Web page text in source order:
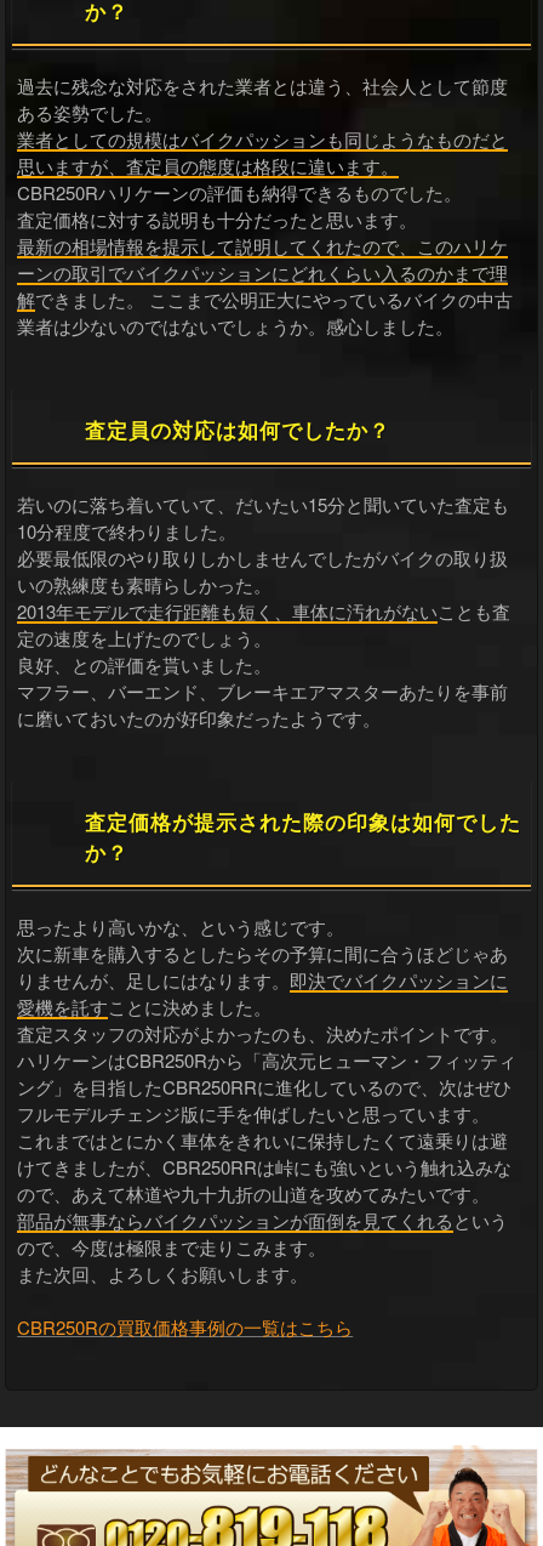
か？
過去に残念な対応をされた業者とは違う、社会人として節度
ある姿勢でした。
業者としての規模はバイクパッションも同じようなものだと
思いますが、査定員の態度は格段に違います。
CBR250Rハリケーンの評価も納得できるものでした。
査定価格に対する説明も十分だったと思います。
最新の相場情報を提示して説明してくれたので、このハリケ
ーンの取引でバイクパッションにどれくらい入るのかまで理
解できました。 ここまで公明正大にやっているバイクの中古
業者は少ないのではないでしょうか。感心しました。
査定員の対応は如何でしたか？
若いのに落ち着いていて、だいたい15分と聞いていた査定も
10分程度で終わりました。
必要最低限のやり取りしかしませんでしたがバイクの取り扱
いの熟練度も素晴らしかった。
2013年モデルで走行距離も短く、車体に汚れがないことも査
定の速度を上げたのでしょう。
良好、との評価を貰いました。
マフラー、バーエンド、ブレーキエアマスターあたりを事前
に磨いておいたのが好印象だったようです。
査定価格が提示された際の印象は如何でした
か？
思ったより高いかな、という感じです。
次に新車を購入するとしたらその予算に間に合うほどじゃあ
りませんが、足しにはなります。 即決でバイクパッションに
愛機を託すことに決めました。
査定スタッフの対応がよかったのも、決めたポイントです。
ハリケーンはCBR250Rから「高次元ヒューマン・フィッティ
ング」を目指したCBR250RRに進化しているので、次はぜひ
フルモデルチェンジ版に手を伸ばしたいと思っています。
これまではとにかく車体をきれいに保持したくて遠乗りは避
けてきましたが、CBR250RRは峠にも強いという触れ込みな
ので、あえて林道や九十九折の山道を攻めてみたいです。
部品が無事ならバイクパッションが面倒を見てくれるという
ので、今度は極限まで走りこみます。
また次回、よろしくお願いします。
CBR250Rの買取価格事例の一覧はこちら